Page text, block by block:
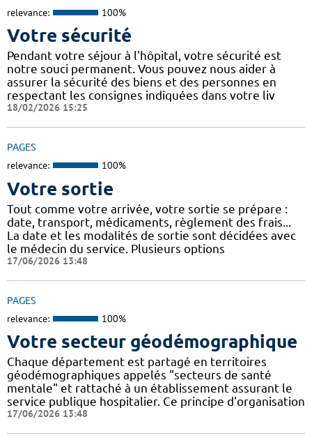
relevance: 100%
Votre sécurité
Pendant votre séjour à l'hôpital, votre sécurité est
notre souci permanent. Vous pouvez nous aider à
assurer la sécurité des biens et des personnes en
respectant les consignes indiquées dans votre liv
18/02/2026 15:25
PAGES
relevance: 100%
Votre sortie
Tout comme votre arrivée, votre sortie se prépare :
date, transport, médicaments, règlement des frais...
La date et les modalités de sortie sont décidées avec
le médecin du service. Plusieurs options
17/06/2026 13:48
PAGES
relevance: 100%
Votre secteur géodémographique
Chaque département est partagé en territoires
géodémographiques appelés "secteurs de santé
mentale" et rattaché à un établissement assurant le
service publique hospitalier. Ce principe d'organisation
17/06/2026 13:48